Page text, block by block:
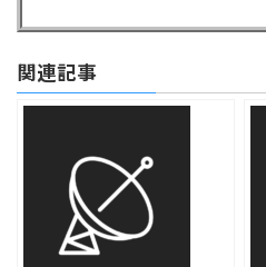
関連記事